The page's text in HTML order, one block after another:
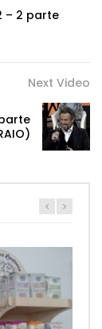
– 2 parte
Next Video